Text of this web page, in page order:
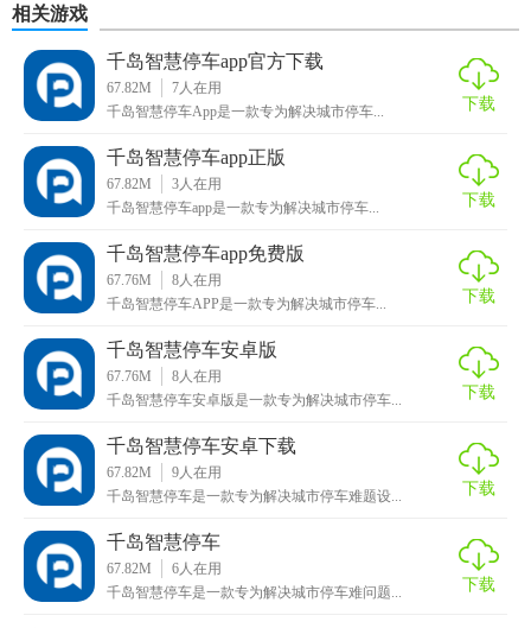
3. 电子支付与票据：支持微信、支付宝等多种支付方式，完
销。
4. 智能推荐：根据用户停车习惯和偏好，智能推荐合适的停
车场和车位。
5. 用户评价与反馈：用户可对停车场进行评价和留言，为其
千岛智慧停车app官方内容
1. 城市停车场数据库：收录城市内外各类停车场信息，包括
公共停车场、商业停车场、小区停车场等。
2. 用户个人中心：记录停车记录、支付记录，支持账户充值
和余额查询。
3. 优惠券与活动：定期推出停车优惠券和积分兑换活动，降
4. 在线客服：提供24小时在线客服支持，解答用户疑问和投
诉。
相关游戏
千岛智慧停车app官方下载
67.82M 7人在用
千岛智慧停车App是一款专为解决城市停车...
下载
千岛智慧停车app正版
67.82M 3人在用
千岛智慧停车app是一款专为解决城市停车...
下载
千岛智慧停车app免费版
67.76M 8人在用
千岛智慧停车APP是一款专为解决城市停车...
下载
千岛智慧停车安卓版
67.76M 8人在用
千岛智慧停车安卓版是一款专为解决城市停车...
下载
千岛智慧停车安卓下载
67.82M 9人在用
千岛智慧停车是一款专为解决城市停车难题设...
下载
千岛智慧停车
67.82M 6人在用
千岛智慧停车是一款专为解决城市停车难问题...
下载